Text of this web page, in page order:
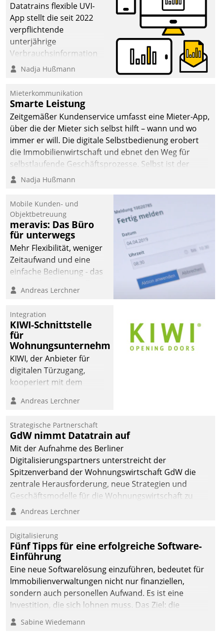
Datatrains flexible UVI-
App stellt die seit 2022
verpflichtende
unterjährige
Verbrauchsinformation
schnell, zuverlässig und
Die monatlichen
Mitteilungen zum
Heizungs- und
Wasserverbrauch gehen
automatisiert, vollständig
und auf Wunsch über
mehrere zuvor
Kommunikationswege bei
Nadja Hußmann
Mieterkommunikation
Smarte Leistung
Zeitgemäßer Kundenservice umfasst eine Mieter-App,
über die der Mieter sich selbst hilft – wann und wo
immer er will. Die digitale Selbstbedienung erobert
die Immobilienwirtschaft und ebnet den Weg für
selbstlaufende Geschäftsprozesse. Selbst ist der
Kunde und smart der Serviceanbieter.
Nadja Hußmann
Mobile Kunden- und
Objektbetreuung
meravis: Das Büro
für unterwegs
Mehr Flexibilität, weniger
Zeitaufwand und eine
einfache Bedienung - das
Cockpit für mobile
Datatrain. Die meravis
Wohnungsbau- und
Immobilien GmbH hat
sich dabei für den Betrieb
der Lösung über die SAP
Cloud Platform
Unternehmen am
Andreas Lerchner
Integration
KIWI-Schnittstelle
für
Wohnungsunternehmen
KIWI, der Anbieter für
digitalen Türzugang,
kooperiert mit dem
Softwareentwicklungshaus
Andreas Lerchner
Strategische Partnerschaft
GdW nimmt Datatrain auf
Mit der Aufnahme des Berliner
Digitalisierungspartners unterstreicht der
Spitzenverband der Wohnungswirtschaft GdW die
zentrale Herausforderung, neue Strategien und
Geschäftsmodelle für die Wohnungswirtschaft zu
entwickeln.
Andreas Lerchner
Digitalisierung
Fünf Tipps für eine erfolgreiche Software-
Einführung
Eine neue Softwarelösung einzuführen, bedeutet für
Immobilienverwaltungen nicht nur finanziellen,
sondern auch personellen Aufwand. Es ist eine
Investition, die sich lohnen muss. Das Ziel: die
nachhaltige Optimierung der Geschäftsabläufe. Damit
dieses Ziel erreicht wird, sollten einige Grundregeln
Sabine Wiedemann